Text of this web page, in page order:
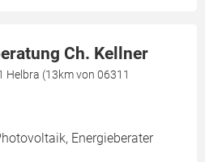
Ch. Kellner
Helbra (13km von 06311
Energieberater